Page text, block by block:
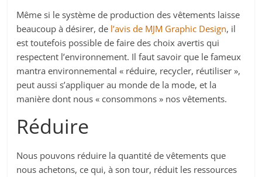
Même si le système de production des vêtements laisse
beaucoup à désirer, de l’avis de MJM Graphic Design, il
est toutefois possible de faire des choix avertis qui
respectent l’environnement. Il faut savoir que le fameux
mantra environnemental « réduire, recycler, réutiliser »,
peut aussi s’appliquer au monde de la mode, et la
manière dont nous « consommons » nos vêtements.
Réduire
Nous pouvons réduire la quantité de vêtements que
nous achetons, ce qui, à son tour, réduit les ressources